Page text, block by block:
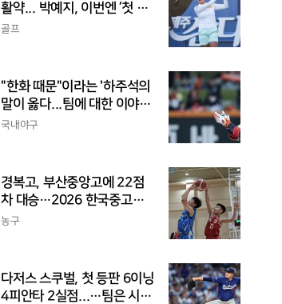
활약... 박예지, 이번엔 ‘첫 우
승’ 가나
골프
"한화 때문"이라는 '하주석의
말이 옳다...팀에 대한 이야
기, 끝까지 안 하는 게 도리
국내야구
경복고, 부산중앙고에 22점
차 대승…2026 한국중고농
구 주말리그 왕중왕전 첫 승
농구
다저스 스쿠벌, 첫 등판 6이닝
4피안타 2실점...…팀은 시즌